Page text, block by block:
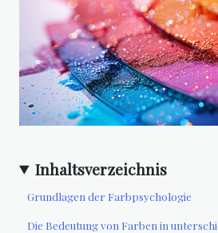
Inhaltsverzeichnis
Grundlagen der Farbpsychologie
Die Bedeutung von Farben in